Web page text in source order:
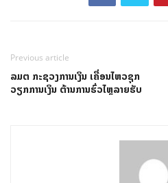
Previous article
ລມ​ຕ ກະຊວງການເງິນ ເຄື່ອນໄຫວຊຸກ
ວຽກການເງິນ ຕ້ານການຮົ່ວໄຫຼລາຍຮັບ